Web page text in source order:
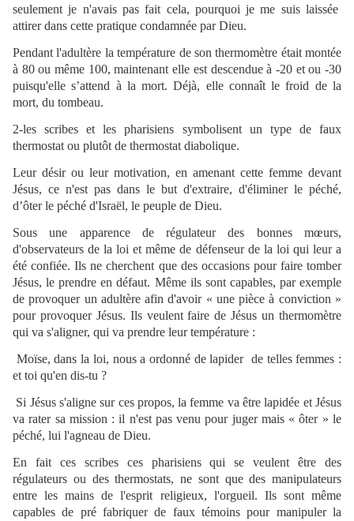
seulement je n'avais pas fait cela, pourquoi je me suis laissée
attirer dans cette pratique condamnée par Dieu.
Pendant l'adultère la température de son thermomètre était montée
à 80 ou même 100, maintenant elle est descendue à -20 et ou -30
puisqu'elle s’attend à la mort. Déjà, elle connaît le froid de la
mort, du tombeau.
2-les scribes et les pharisiens symbolisent un type de faux
thermostat ou plutôt de thermostat diabolique.
Leur désir ou leur motivation, en amenant cette femme devant
Jésus, ce n'est pas dans le but d'extraire, d'éliminer le péché,
d’ôter le péché d'Israël, le peuple de Dieu.
Sous une apparence de régulateur des bonnes mœurs,
d'observateurs de la loi et même de défenseur de la loi qui leur a
été confiée. Ils ne cherchent que des occasions pour faire tomber
Jésus, le prendre en défaut. Même ils sont capables, par exemple
de provoquer un adultère afin d'avoir « une pièce à conviction »
pour provoquer Jésus. Ils veulent faire de Jésus un thermomètre
qui va s'aligner, qui va prendre leur température :
Moïse, dans la loi, nous a ordonné de lapider de telles femmes :
et toi qu'en dis-tu ?
Si Jésus s'aligne sur ces propos, la femme va être lapidée et Jésus
va rater sa mission : il n'est pas venu pour juger mais « ôter » le
péché, lui l'agneau de Dieu.
En fait ces scribes ces pharisiens qui se veulent être des
régulateurs ou des thermostats, ne sont que des manipulateurs
entre les mains de l'esprit religieux, l'orgueil. Ils sont même
capables de pré fabriquer de faux témoins pour manipuler la